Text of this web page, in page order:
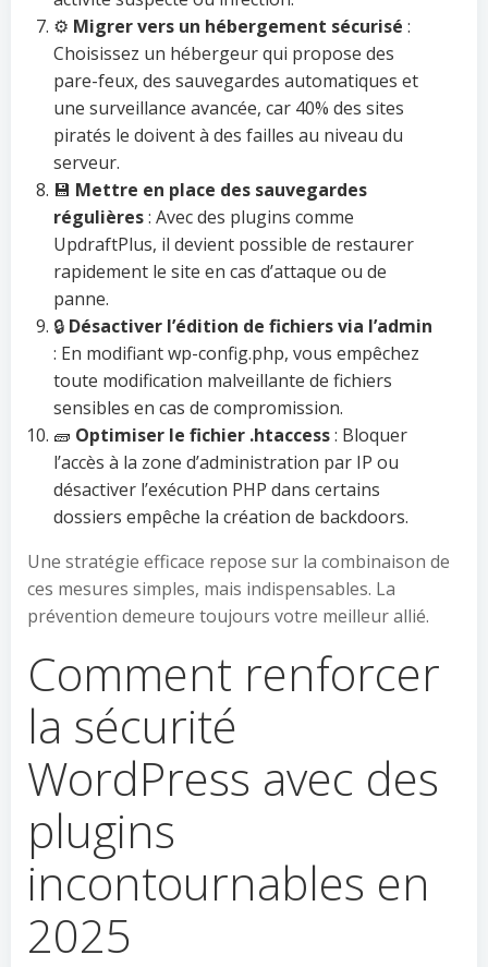
⚙️ Migrer vers un hébergement sécurisé :
Choisissez un hébergeur qui propose des
pare-feux, des sauvegardes automatiques et
une surveillance avancée, car 40% des sites
piratés le doivent à des failles au niveau du
serveur.
💾 Mettre en place des sauvegardes
régulières: Avec des plugins comme
UpdraftPlus, il devient possible de restaurer
rapidement le site en cas d’attaque ou de
panne.
🔒 Désactiver l’édition de fichiers via l’admin
: En modifiant wp-config.php, vous empêchez
toute modification malveillante de fichiers
sensibles en cas de compromission.
🧱 Optimiser le fichier .htaccess: Bloquer
l’accès à la zone d’administration par IP ou
désactiver l’exécution PHP dans certains
dossiers empêche la création de backdoors.
Une stratégie efficace repose sur la combinaison de
ces mesures simples, mais indispensables. La
prévention demeure toujours votre meilleur allié.
Comment renforcer
la sécurité
WordPress avec des
plugins
incontournables en
2025